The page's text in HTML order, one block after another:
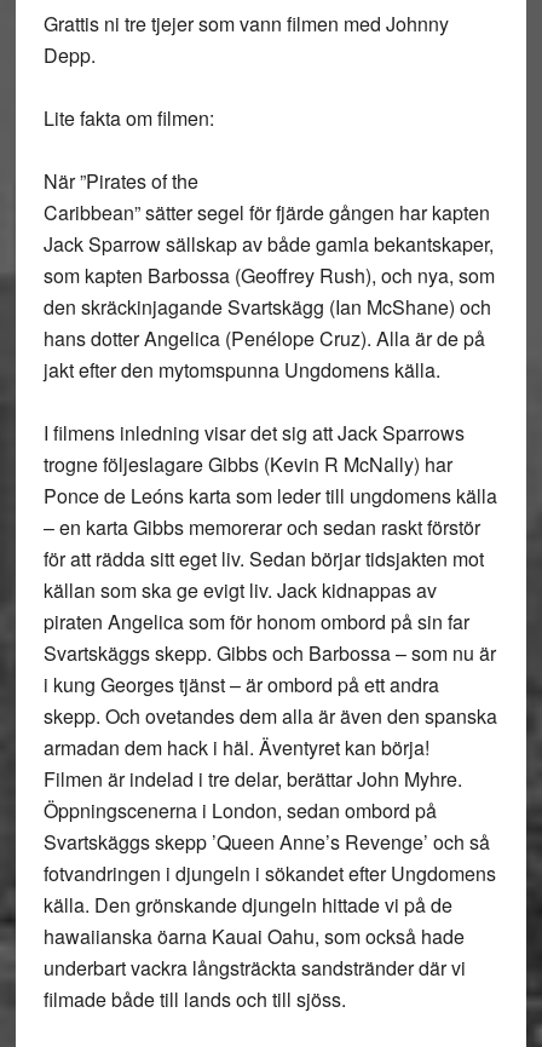
Grattis ni tre tjejer som vann filmen med Johnny
Depp.
Lite fakta om filmen:
När ”Pirates of the
Caribbean” sätter segel för fjärde gången har kapten
Jack Sparrow sällskap av både gamla bekantskaper,
som kapten Barbossa (Geoffrey Rush), och nya, som
den skräckinjagande Svartskägg (Ian McShane) och
hans dotter Angelica (Penélope Cruz). Alla är de på
jakt efter den mytomspunna Ungdomens källa.
I filmens inledning visar det sig att Jack Sparrows
trogne följeslagare Gibbs (Kevin R McNally) har
Ponce de Leóns karta som leder till ungdomens källa
– en karta Gibbs memorerar och sedan raskt förstör
för att rädda sitt eget liv. Sedan börjar tidsjakten mot
källan som ska ge evigt liv. Jack kidnappas av
piraten Angelica som för honom ombord på sin far
Svartskäggs skepp. Gibbs och Barbossa – som nu är
i kung Georges tjänst – är ombord på ett andra
skepp. Och ovetandes dem alla är även den spanska
armadan dem hack i häl. Äventyret kan börja!
Filmen är indelad i tre delar, berättar John Myhre.
Öppningscenerna i London, sedan ombord på
Svartskäggs skepp ’Queen Anne’s Revenge’ och så
fotvandringen i djungeln i sökandet efter Ungdomens
källa. Den grönskande djungeln hittade vi på de
hawaiianska öarna Kauai Oahu, som också hade
underbart vackra långsträckta sandstränder där vi
filmade både till lands och till sjöss.